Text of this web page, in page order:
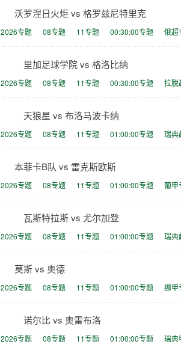
沃罗涅日火炬 vs 格罗兹尼特里克
2026专题 08专题 11专题 00:30:00专题 俄超
里加足球学院 vs 格洛比纳
2026专题 08专题 11专题 00:30:00专题 拉脱
天狼星 vs 布洛马波卡纳
2026专题 08专题 11专题 01:00:00专题 瑞典
本菲卡B队 vs 雷克斯欧斯
2026专题 08专题 11专题 01:00:00专题 葡甲
瓦斯特拉斯 vs 尤尔加登
2026专题 08专题 11专题 01:00:00专题 瑞典
莫斯 vs 奥德
2026专题 08专题 11专题 01:00:00专题 挪甲
诺尔比 vs 奥雷布洛
2026专题 08专题 11专题 01:00:00专题 瑞典